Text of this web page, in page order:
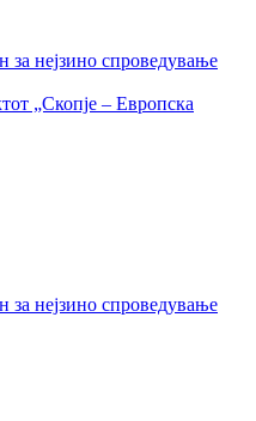
за нејзино спроведување
„Скопје – Европска
за нејзино спроведување